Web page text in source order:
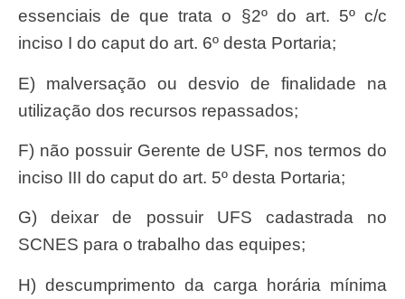
essenciais de que trata o §2º do art. 5º c/c
inciso I do caput do art. 6º desta Portaria;
e) malversação ou desvio de finalidade na
utilização dos recursos repassados;
f) não possuir Gerente de USF, nos termos do
inciso III do caput do art. 5º desta Portaria;
g) deixar de possuir UFS cadastrada no
SCNES para o trabalho das equipes;
h) descumprimento da carga horária mínima